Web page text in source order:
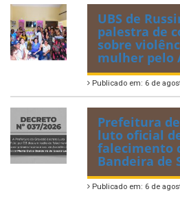
UBS de
palestra de
sobre
mulher pelo
Publicado em: 6 de
Prefeitura
luto oficial
falecimento
Bandeira de
Publicado em: 6 de